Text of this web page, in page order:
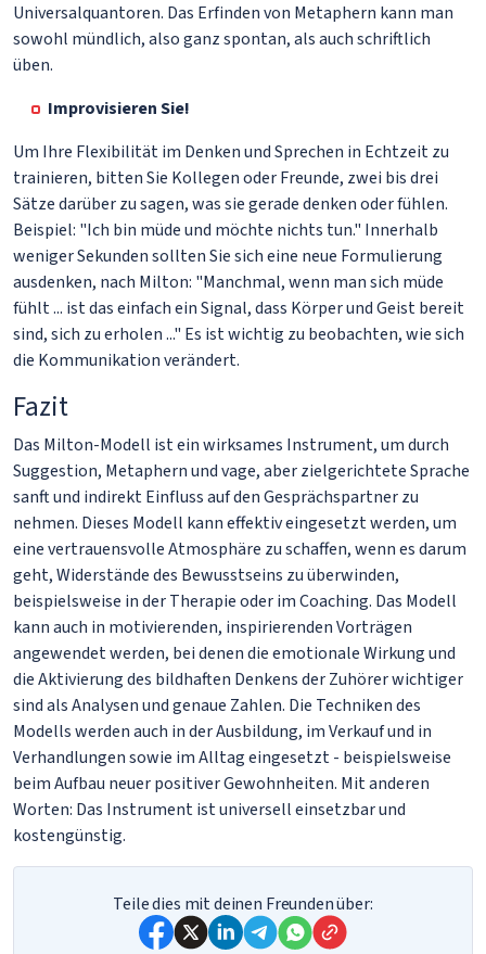
Universalquantoren. Das Erfinden von Metaphern kann man
sowohl mündlich, also ganz spontan, als auch schriftlich
üben.
Improvisieren Sie!
Um Ihre Flexibilität im Denken und Sprechen in Echtzeit zu
trainieren, bitten Sie Kollegen oder Freunde, zwei bis drei
Sätze darüber zu sagen, was sie gerade denken oder fühlen.
Beispiel: "Ich bin müde und möchte nichts tun." Innerhalb
weniger Sekunden sollten Sie sich eine neue Formulierung
ausdenken, nach Milton: "Manchmal, wenn man sich müde
fühlt ... ist das einfach ein Signal, dass Körper und Geist bereit
sind, sich zu erholen ..." Es ist wichtig zu beobachten, wie sich
die Kommunikation verändert.
Fazit
Das Milton-Modell ist ein wirksames Instrument, um durch
Suggestion, Metaphern und vage, aber zielgerichtete Sprache
sanft und indirekt Einfluss auf den Gesprächspartner zu
nehmen. Dieses Modell kann effektiv eingesetzt werden, um
eine vertrauensvolle Atmosphäre zu schaffen, wenn es darum
geht, Widerstände des Bewusstseins zu überwinden,
beispielsweise in der Therapie oder im Coaching. Das Modell
kann auch in motivierenden, inspirierenden Vorträgen
angewendet werden, bei denen die emotionale Wirkung und
die Aktivierung des bildhaften Denkens der Zuhörer wichtiger
sind als Analysen und genaue Zahlen. Die Techniken des
Modells werden auch in der Ausbildung, im Verkauf und in
Verhandlungen sowie im Alltag eingesetzt - beispielsweise
beim Aufbau neuer positiver Gewohnheiten. Mit anderen
Worten: Das Instrument ist universell einsetzbar und
kostengünstig.
Teile dies mit deinen Freunden über: